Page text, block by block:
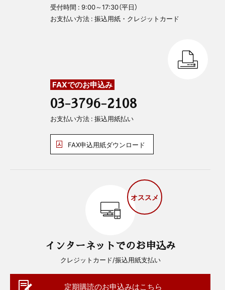
受付時間 : 9:00～17:30（平日）
お支払い方法 : 振込用紙・クレジットカード
FAXでのお申込み
03-3796-2108
お支払い方法 : 振込用紙払い
FAX申込用紙ダウンロード
オススメ
インターネットでのお申込み
クレジットカード/振込用紙支払い
定期購読のお申込みはこちら